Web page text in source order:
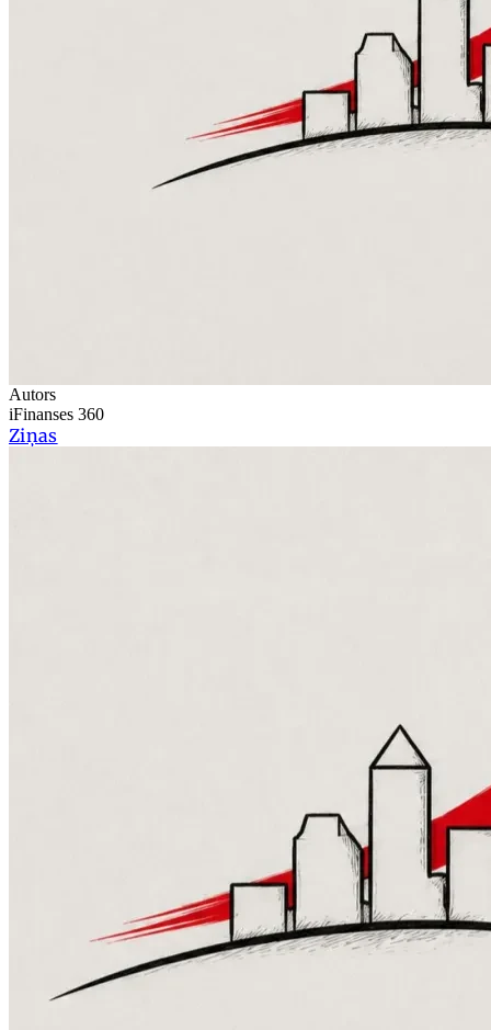
Autors
iFinanses 360
Ziņas